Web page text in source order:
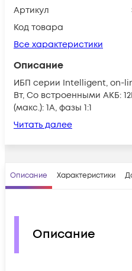
Артикул
Код товара
Все характеристики
Описание
ИБП серии Intelligent, on-
Вт, Со встроенными АКБ:
(макс.): 1A, фазы 1:1
Читать далее
Описание Характеристики
Описание